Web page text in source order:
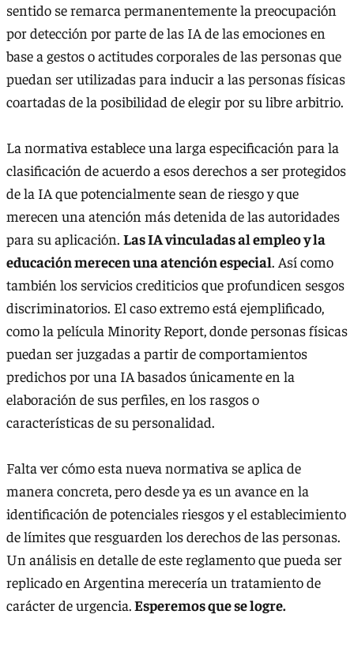
sentido se remarca permanentemente la preocupación
por detección por parte de las IA de las emociones en
base a gestos o actitudes corporales de las personas que
puedan ser utilizadas para inducir a las personas físicas
coartadas de la posibilidad de elegir por su libre arbitrio.
La normativa establece una larga especificación para la
clasificación de acuerdo a esos derechos a ser protegidos
de la IA que potencialmente sean de riesgo y que
merecen una atención más detenida de las autoridades
para su aplicación. Las IA vinculadas al empleo y la
educación merecen una atención especial. Así como
también los servicios crediticios que profundicen sesgos
discriminatorios. El caso extremo está ejemplificado,
como la película Minority Report, donde personas físicas
puedan ser juzgadas a partir de comportamientos
predichos por una IA basados únicamente en la
elaboración de sus perfiles, en los rasgos o
características de su personalidad.
Falta ver cómo esta nueva normativa se aplica de
manera concreta, pero desde ya es un avance en la
identificación de potenciales riesgos y el establecimiento
de límites que resguarden los derechos de las personas.
Un análisis en detalle de este reglamento que pueda ser
replicado en Argentina merecería un tratamiento de
carácter de urgencia.Esperemos que se logre.